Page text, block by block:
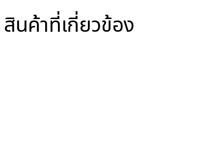
สินค้าที่เกี่ยวข้อง